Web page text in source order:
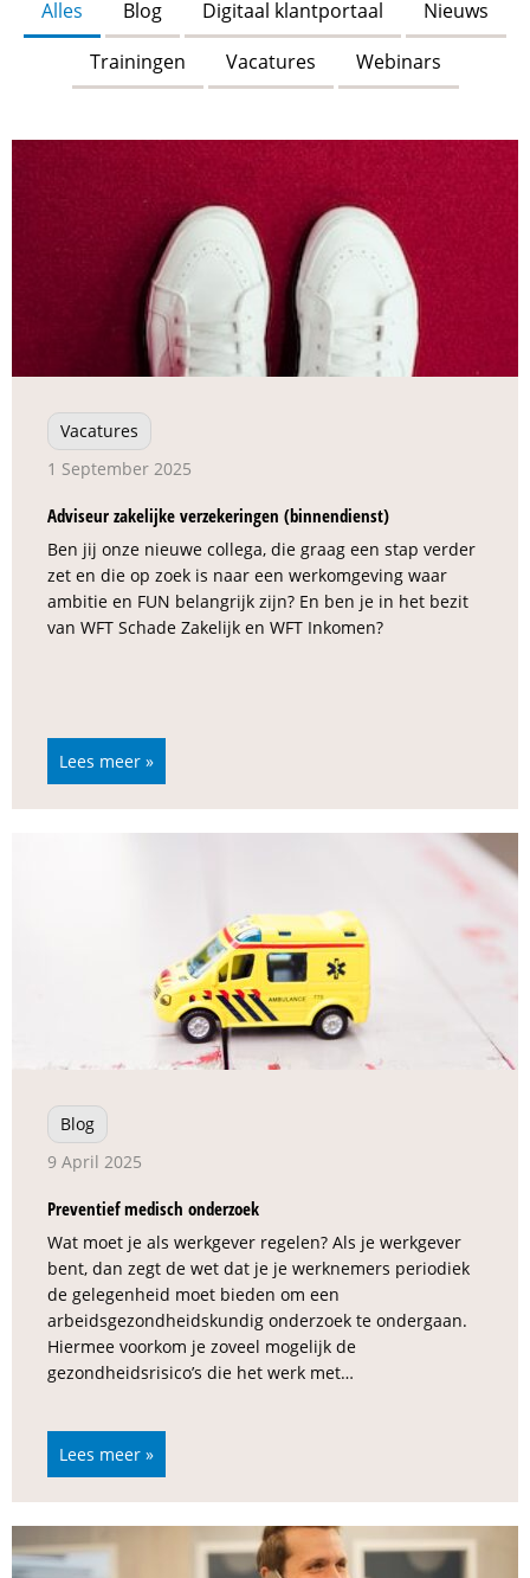
Alles Blog Digitaal klantportaal
Nieuws
Trainingen
Vacatures Webinars
Vacatures
1 September 2025
Adviseur zakelijke verzekeringen (binnendienst)
Ben jij onze nieuwe collega, die graag een stap verder
zet en die op zoek is naar een werkomgeving waar
ambitie en FUN belangrijk zijn? En ben je in het bezit
van WFT Schade Zakelijk en WFT Inkomen?
Lees meer »
Blog
9 April 2025
Preventief medisch onderzoek
Wat moet je als werkgever regelen? Als je werkgever
bent, dan zegt de wet dat je je werknemers periodiek
de gelegenheid moet bieden om een
arbeidsgezondheidskundig onderzoek te ondergaan.
Hiermee voorkom je zoveel mogelijk de
gezondheidsrisico’s die het werk met…
Lees meer »